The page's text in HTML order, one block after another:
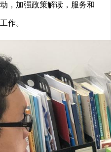
，加强政策解读，服务和
作。